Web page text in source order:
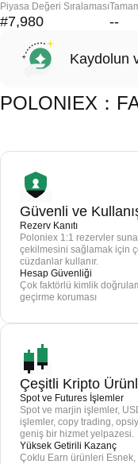
Piyasa Değeri Sıralaması
#7,980 --
Kaydolun
POLONIEX：
Güvenli ve
Rezerv Kanıtı
Poloniex 1:1 rezervler
çekilmesini sağlamak için
cüzdanlar kullanır.
Hesap Güvenliği
Çok faktörlü kimlik
geçirme koruması
Çeşitli Kripto
Spot ve Futures İşlemler
Spot ve marjin işlemler,
işlemler, copy trading,
geniş bir hizmet yelpazesi.
Yüksek Getirili Kazanç
Çoklu Earn ürünleri